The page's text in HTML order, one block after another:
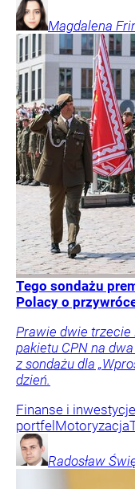
Magdalena
Tego sondażu
Polacy o
Prawie dwie
pakietu CPN na
z sondażu dla
dzień.
Finanse i inwestycje
portfel Motoryzacja
Radosław